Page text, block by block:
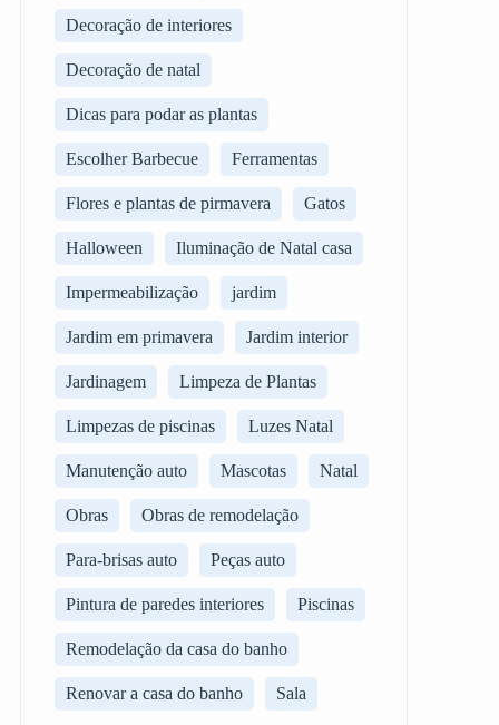
Decoração de interiores
Decoração de natal
Dicas para podar as plantas
Escolher Barbecue Ferramentas
Flores e plantas de pirmavera Gatos
Halloween Iluminação de Natal casa
Impermeabilização jardim
Jardim em primavera Jardim interior
Jardinagem Limpeza de Plantas
Limpezas de piscinas Luzes Natal
Manutenção auto Mascotas Natal
Obras Obras de remodelação
Para-brisas auto Peças auto
Pintura de paredes interiores Piscinas
Remodelação da casa do banho
Renovar a casa do banho Sala